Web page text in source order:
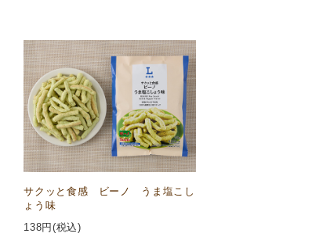
サクッと食感 ビーノ うま塩こし
ょう味
138円(税込)